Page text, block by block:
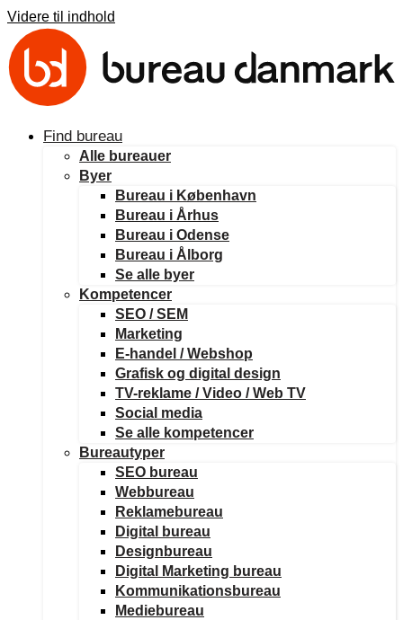
Videre til indhold
Find bureau
Alle bureauer
Byer
Bureau i København
Bureau i Århus
Bureau i Odense
Bureau i Ålborg
Se alle byer
Kompetencer
SEO / SEM
Marketing
E-handel / Webshop
Grafisk og digital design
TV-reklame / Video / Web TV
Social media
Se alle kompetencer
Bureautyper
SEO bureau
Webbureau
Reklamebureau
Digital bureau
Designbureau
Digital Marketing bureau
Kommunikationsbureau
Mediebureau